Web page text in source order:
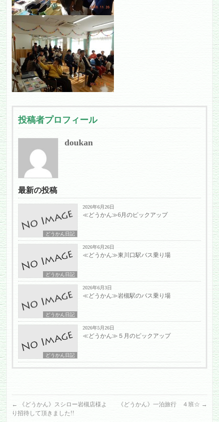
投稿者プロフィール
doukan
最新の投稿
どうかん日記
2026年6月26日
≪どうかん≫6月のピックアップ
どうかん日記
2026年6月26日
≪どうかん≫東川口駅バス乗り場
どうかん日記
2026年6月3日
≪どうかん≫岩槻駅のバス乗り場
どうかん日記
2026年5月26日
≪どうかん≫５月のピックアップ
←
《どうかん》スシロー岩槻店様よ
り招待して頂きました!!
《どうかん》一泊旅行 ４班☆ →